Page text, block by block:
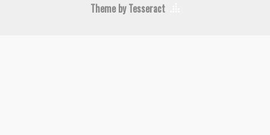
Theme by Tesseract